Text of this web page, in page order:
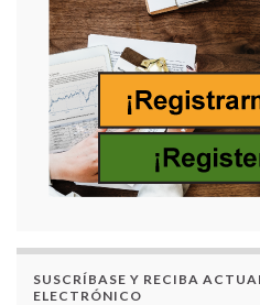
SUSCRÍBASE Y RECIBA
ELECTRÓNICO